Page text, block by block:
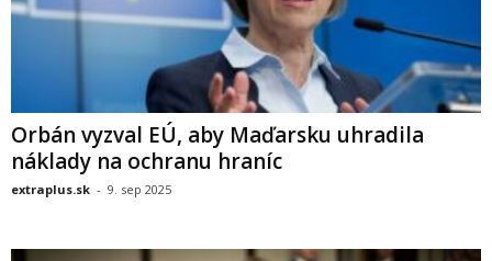
Orbán vyzval EÚ, aby Maďarsku uhradila
náklady na ochranu hraníc
extraplus.sk - 9. sep 2025